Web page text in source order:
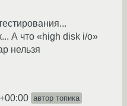
А что «high disk i/o»
нельзя
автор топика